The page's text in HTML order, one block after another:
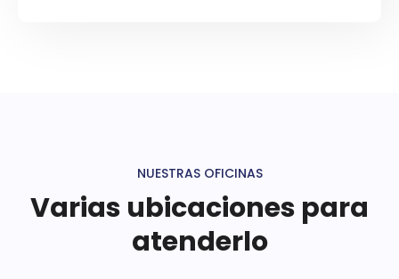
NUESTRAS OFICINAS
Varias ubicaciones para
atenderlo